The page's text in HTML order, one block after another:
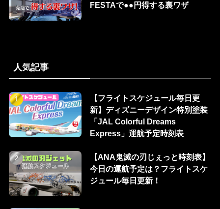
FESTAで●●円得する裏ワザ
人気記事
【フライトスケジュール毎日更
新】ディズニーデザイン特別塗装
「JAL Colorful Dreams
Express」運航予定時刻表
【ANA鬼滅の刃じぇっと時刻表】
今日の運航予定は？フライトスケ
ジュール毎日更新！